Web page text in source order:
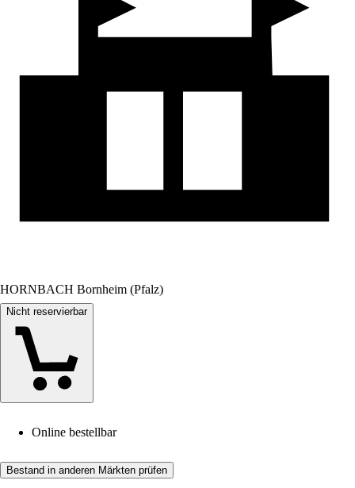
HORNBACH Bornheim (Pfalz)
Nicht reservierbar
Online bestellbar
Bestand in anderen Märkten prüfen